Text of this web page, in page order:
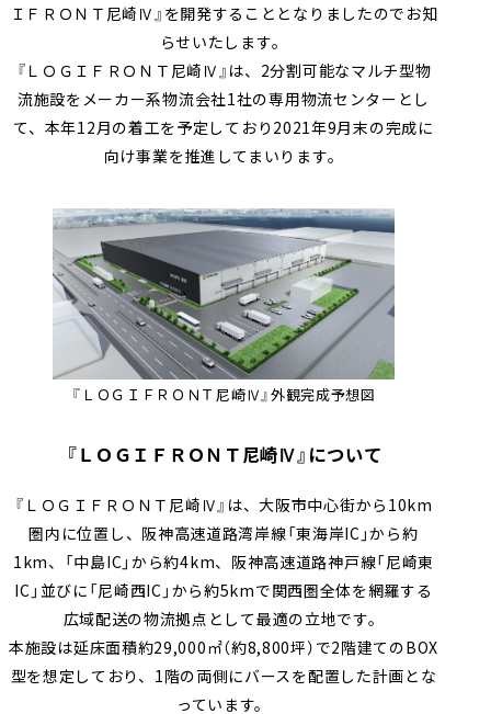
農業事業
オープン
社会変化への対応
ガバナンスの充実・
高度化
社会貢献活動・
コミュニティ支援
サステナブルファイナ
GRIスタンダード
ＩＦＲＯＮＴ尼崎 Ⅳ 』を開発することとなりましたのでお知
らせいたします。
『ＬＯＧＩＦＲＯＮＴ尼崎 Ⅳ 』は、 2分割可能なマルチ型物
流施設をメーカー系物流会社 1 社の専用物流センターとし
て、本年12 月の着工を予定しており 2021年9 月末の完成に
向け事業を推進してまいります。
『ＬＯＧＩＦＲＯＮＴ尼崎Ⅳ』外観完成予想図
『ＬＯＧＩＦＲＯＮＴ尼崎Ⅳ』について
『ＬＯＧＩＦＲＯＮＴ尼崎 Ⅳ 』は、大阪市中心街から 10km
圏内に位置し、阪神高速道路湾岸線「東海岸 IC 」から約
1km 、「中島 IC 」から約4km、阪神高速道路神戸線「尼崎東
IC 」並びに「尼崎西 IC 」から約5km で関西圏全体を網羅する
広域配送の物流拠点として最適の立地です。
本施設は延床面積約29,000 ㎡（約8,800坪）で2 階建ての BOX
型を想定しており、 1 階の両側にバースを配置した計画とな
っています。